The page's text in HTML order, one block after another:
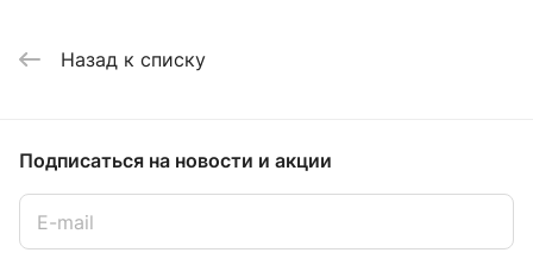
Назад к списку
Подписаться на новости и акции